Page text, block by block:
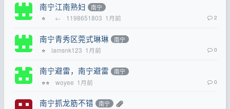
南宁江南熟妇 南宁
⭐ ← 1198651803 1月前 2
南宁青秀区莞式琳琳 南宁
⭐ iamsnk123 1月前 0
南宁避雷，南宁避雷 南宁
⭐⭐ woyee 1月前 0
南宁抓龙筋不错 南宁